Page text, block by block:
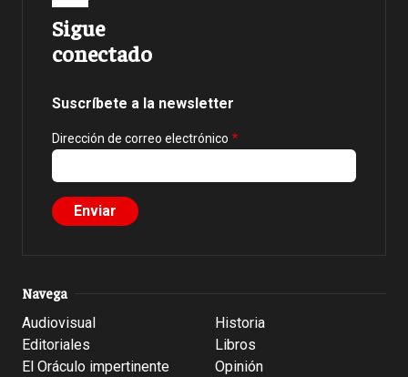
Sigue
conectado
Suscríbete a la newsletter
Dirección de correo electrónico
Navega
Audiovisual
Editoriales
El Oráculo impertinente
Historia
Libros
Opinión